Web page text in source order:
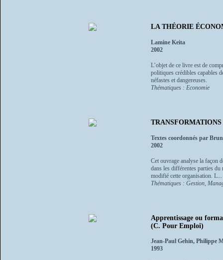
LA THÉORIE
Lamine Keita
2002
L’objet de ce livre est de
politiques crédibles capables
néfastes et dangereuses.
Thématiques : Economie
Textes coordonnés par
2002
Cet ouvrage analyse la façon
dans les différentes parties
modifié cette organisation. L...
Thématiques : Gestion,
Apprentissage ou
(C. Pour Emploi)
Jean-Paul Gehin, Philippe
1993